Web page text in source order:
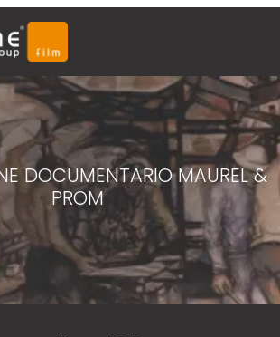
DOCUMENTARIO MAUREL &
PROM